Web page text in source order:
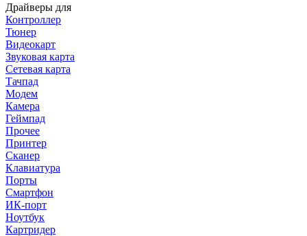
Драйверы для
Контроллер
Тюнер
Видеокарт
Звуковая карта
Сетевая карта
Тачпад
Модем
Камера
Геймпад
Прочее
Принтер
Сканер
Клавиатура
Порты
Смартфон
ИК-порт
Ноутбук
Картридер